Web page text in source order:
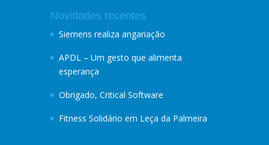
Novidades recentes
Siemens realiza angariação
APDL – Um gesto que alimenta
esperança
Obrigado, Critical Software
Fitness Solidário em Leça da Palmeira